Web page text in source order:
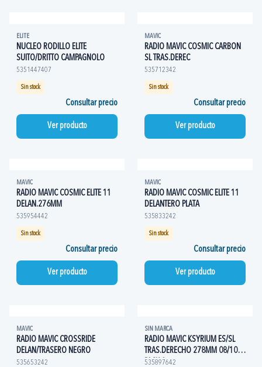
ELITE
NUCLEO RODILLO ELITE
SUITO/DRITTO CAMPAGNOLO
5351447407
Sin stock
Consultar precio
Ver producto
MAVIC
RADIO MAVIC COSMIC CARBON
SL TRAS.DEREC
535712342
Sin stock
Consultar precio
Ver producto
MAVIC
RADIO MAVIC COSMIC ELITE 11
DELAN.276MM
535954442
Sin stock
Consultar precio
Ver producto
MAVIC
RADIO MAVIC COSMIC ELITE 11
DELANTERO PLATA
535833242
Sin stock
Consultar precio
Ver producto
MAVIC
RADIO MAVIC CROSSRIDE
DELAN/TRASERO NEGRO
535653242
SIN MARCA
RADIO MAVIC KSYRIUM ES/SL
TRAS.DERECHO 278MM 08/10
PACK 2
535897642